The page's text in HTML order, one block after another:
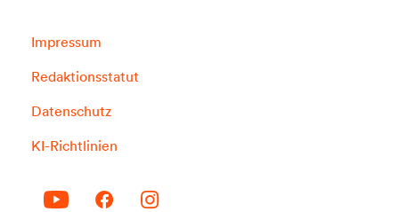
Impressum
Redaktionsstatut
Datenschutz
KI-Richtlinien